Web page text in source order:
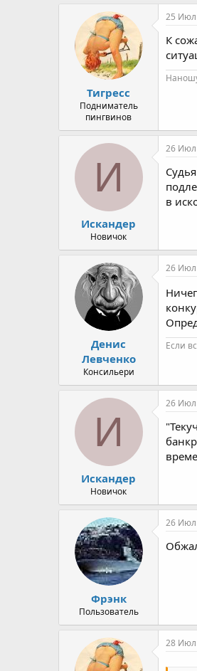
Тигресс
Подниматель
пингвинов
25 Июл
К
И
Искандер
Новичок
26 Июл
в
Денис
Левченко
Консильери
26 Июл
Если
И
Искандер
Новичок
26 Июл
Фрэнк
Пользователь
26 Июл
28 Июл